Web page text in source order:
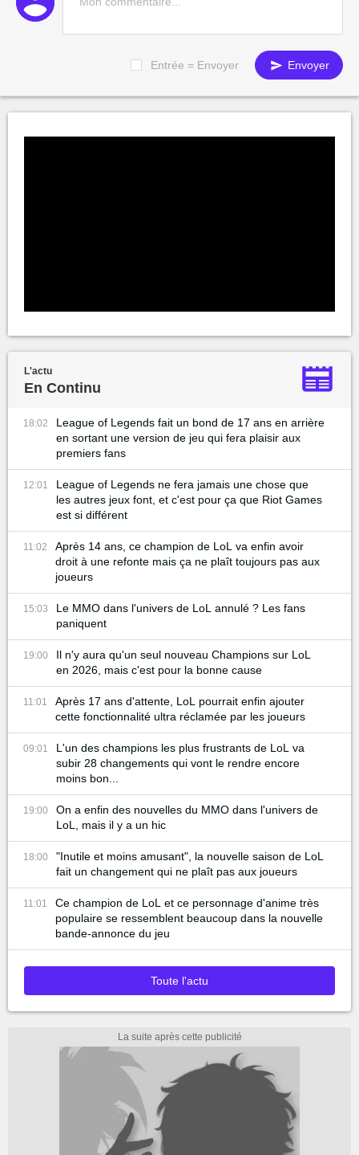
Entrée = Envoyer Envoyer
L'actu
En Continu
18:02
League of Legends fait un bond de 17 ans en arrière
en sortant une version de jeu qui fera plaisir aux
premiers fans
12:01
League of Legends ne fera jamais une chose que
les autres jeux font, et c'est pour ça que Riot Games
est si différent
11:02
Après 14 ans, ce champion de LoL va enfin avoir
droit à une refonte mais ça ne plaît toujours pas aux
joueurs
15:03
Le MMO dans l'univers de LoL annulé ? Les fans
paniquent
19:00
Il n'y aura qu'un seul nouveau Champions sur LoL
en 2026, mais c'est pour la bonne cause
11:01
Après 17 ans d'attente, LoL pourrait enfin ajouter
cette fonctionnalité ultra réclamée par les joueurs
09:01
L'un des champions les plus frustrants de LoL va
subir 28 changements qui vont le rendre encore
moins bon...
19:00
On a enfin des nouvelles du MMO dans l'univers de
LoL, mais il y a un hic
18:00
"Inutile et moins amusant", la nouvelle saison de LoL
fait un changement qui ne plaît pas aux joueurs
11:01
Ce champion de LoL et ce personnage d'anime très
populaire se ressemblent beaucoup dans la nouvelle
bande-annonce du jeu
Toute l'actu